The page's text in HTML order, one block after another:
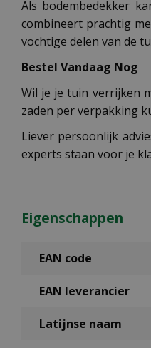
Als bodembedekker
combineert prachtig
vochtige delen van de
Bestel Vandaag Nog
Wil je je tuin verrijken
zaden per verpakking
Liever persoonlijk
experts staan voor je
Eigenschappen
EAN code
EAN leverancier
Latijnse naam